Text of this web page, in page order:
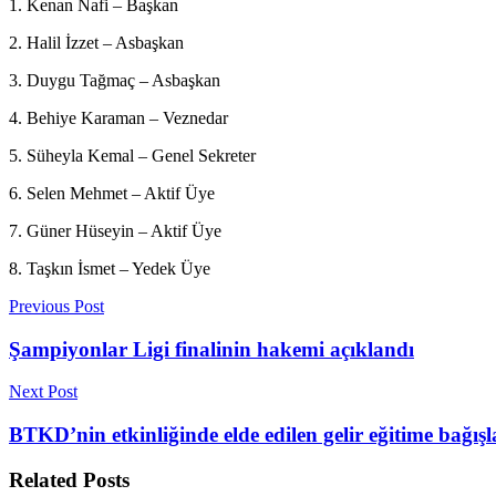
1. Kenan Nafi – Başkan
2. Halil İzzet – Asbaşkan
3. Duygu Tağmaç – Asbaşkan
4. Behiye Karaman – Veznedar
5. Süheyla Kemal – Genel Sekreter
6. Selen Mehmet – Aktif Üye
7. Güner Hüseyin – Aktif Üye
8. Taşkın İsmet – Yedek Üye
Previous Post
Şampiyonlar Ligi finalinin hakemi açıklandı
Next Post
BTKD’nin etkinliğinde elde edilen gelir eğitime
Related Posts